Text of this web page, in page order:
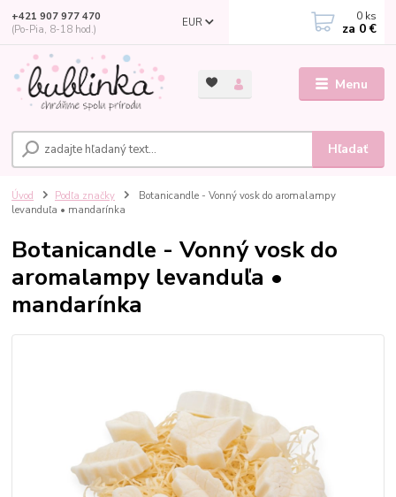
Menu
EUR
Hľadať
+421 907 977 470
(Po-Pia, 8-18 hod.)
0 ks
za 0 €
Úvod Podľa značky
Botanicandle - Vonný vosk do aromalampy
levanduľa • mandarínka
Botanicandle - Vonný vosk do
aromalampy levanduľa •
mandarínka